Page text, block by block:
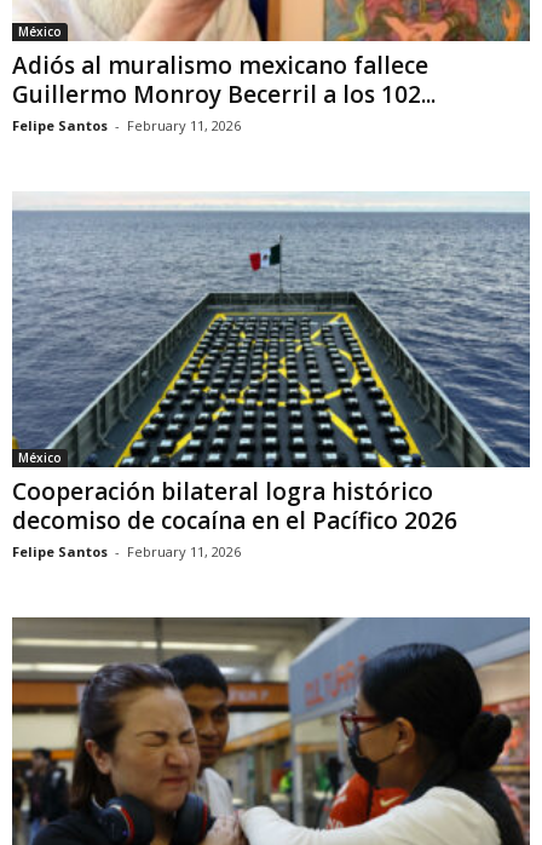
México
Adiós al muralismo mexicano fallece
Guillermo Monroy Becerril a los 102...
Felipe Santos - February 11, 2026
México
Cooperación bilateral logra histórico
decomiso de cocaína en el Pacífico 2026
Felipe Santos - February 11, 2026